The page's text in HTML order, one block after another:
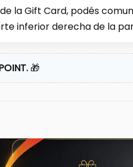
la Gift Card, podés
inferior derecha de la
🎁